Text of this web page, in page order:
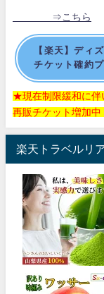
⇒こちら
【楽天】ディ
チケット確約
★現在制限緩和に伴
再販チケット増加中
楽天トラベルリ